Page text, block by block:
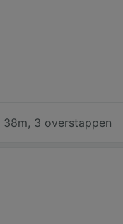
38m, 3 overstappen